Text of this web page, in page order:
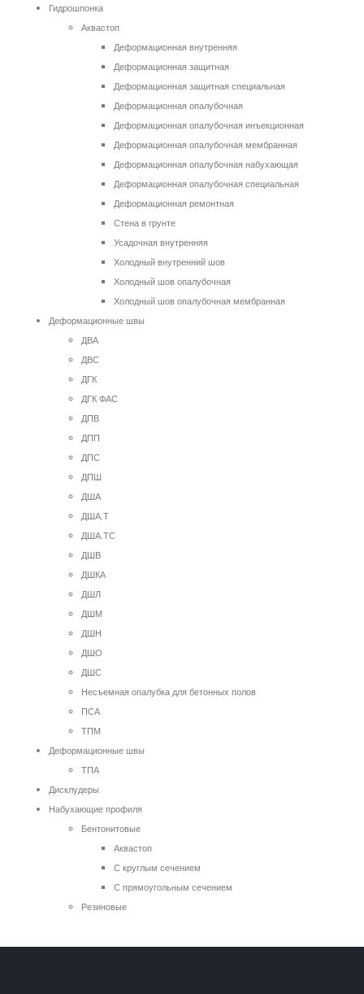
Гидрошпонка
Аквастоп
Деформационная внутренняя
Деформационная защитная
Деформационная защитная специальная
Деформационная опалубочная
Деформационная опалубочная инъекционная
Деформационная опалубочная мембранная
Деформационная опалубочная набухающая
Деформационная опалубочная специальная
Деформационная ремонтная
Стена в грунте
Усадочная внутренняя
Холодный внутренний шов
Холодный шов опалубочная
Холодный шов опалубочная мембранная
Деформационные швы
ДВА
ДВС
ДГК
ДГК ФАС
ДПВ
ДПП
ДПС
ДПШ
ДША
ДША.Т
ДША.ТС
ДШВ
ДШКА
ДШЛ
ДШМ
ДШН
ДШО
ДШС
Несъемная опалубка для бетонных полов
ПСА
ТПМ
Деформационные швы
ТПА
Дисклудеры
Набухающие профиля
Бентонитовые
Аквастоп
С круглым сечением
С прямоугольным сечением
Резиновые